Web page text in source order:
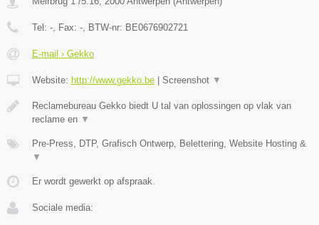
Tel: -, Fax: -, BTW-nr: BE0676902721
E-mail › Gekko
Website: http://www.gekko.be Screenshot ▼
Reclamebureau Gekko biedt U tal van oplossingen op vlak van
reclame en ▼
Pre-Press, DTP, Grafisch Ontwerp, Belettering, Website Hosting &
▼
Er wordt gewerkt op afspraak.
Sociale media: